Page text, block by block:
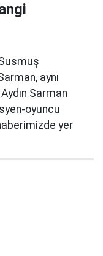
aynı
Sarman
oyuncu
yer